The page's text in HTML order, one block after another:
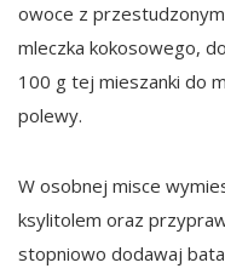
owoce z
mleczka kokosowego,
100 g tej mieszanki do
polewy.
W osobnej misce
ksylitolem oraz
stopniowo dodawaj